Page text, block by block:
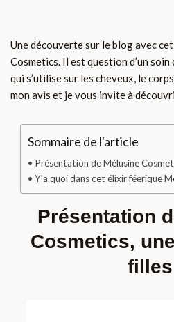
Une découverte sur le blog avec
Cosmetics. Il est question d’un soin
qui s’utilise sur les cheveux, le
mon avis et je vous invite à
Sommaire de l'article
Présentation de Mélusine
Y’a quoi dans cet élixir féerique
Présentation
Cosmetics,